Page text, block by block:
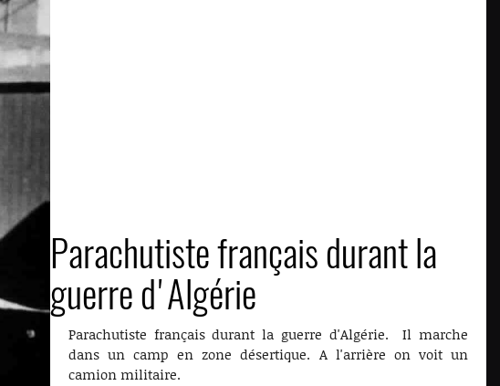
Parachutiste français durant la
guerre d'Algérie
Parachutiste français durant la guerre d'Algérie. Il marche
dans un camp en zone désertique. A l'arrière on voit un
camion militaire.